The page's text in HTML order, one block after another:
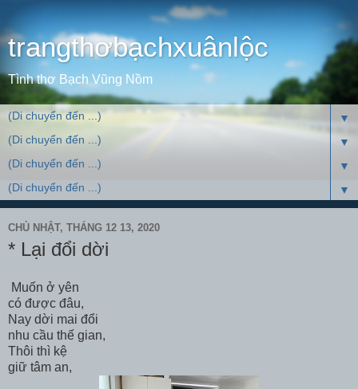
trangthơbạchxuânlộc
Tình thơ Bạch Vũng Nồm
▼
▼
▼
▼
CHỦ NHẬT, THÁNG 12 13, 2020
* Lại đổi dời
Muốn ở yên
có được đâu,
Nay dời mai đổi
nhu cầu thế gian,
Thôi thì kệ
giữ tâm an,